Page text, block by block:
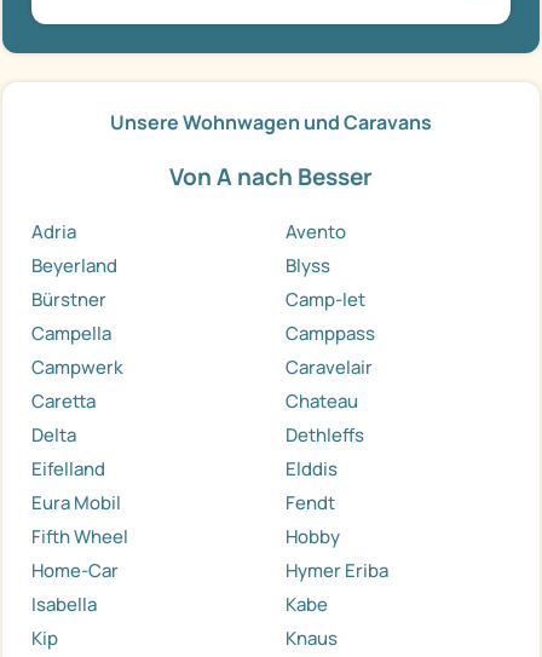
Unsere Wohnwagen und Caravans
Von A nach Besser
Adria
Avento
Beyerland
Blyss
Bürstner
Camp-let
Campella
Camppass
Campwerk
Caravelair
Caretta
Chateau
Delta
Dethleffs
Eifelland
Elddis
Eura Mobil
Fendt
Fifth Wheel
Hobby
Home-Car
Hymer Eriba
Isabella
Kabe
Kip
Knaus